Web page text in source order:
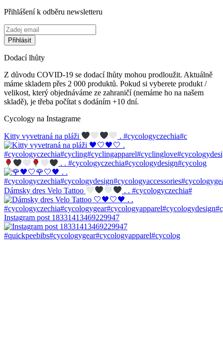
Přihlášení k odběru newsletteru
Dodací lhůty
Z důvodu COVID-19 se dodací lhůty mohou prodloužit. Aktuálně
máme skladem přes 2 000 produktů. Pokud si vyberete produkt /
velikost, který objednáváme ze zahraničí (nemáme ho na našem
skladě), je třeba počítat s dodáním +10 dní.
Cycology na Instagrame
Kitty vyvetraná na pláži . #cycologyczechia#c
. . #cycologyczechia#cycologydesign#cycolog
Dámsky dres Velo Tattoo . . #cycologyczechia#
Instagram post 18331413469229947
#quickpeebibs#cycologygear#cycologyapparel#cycolog